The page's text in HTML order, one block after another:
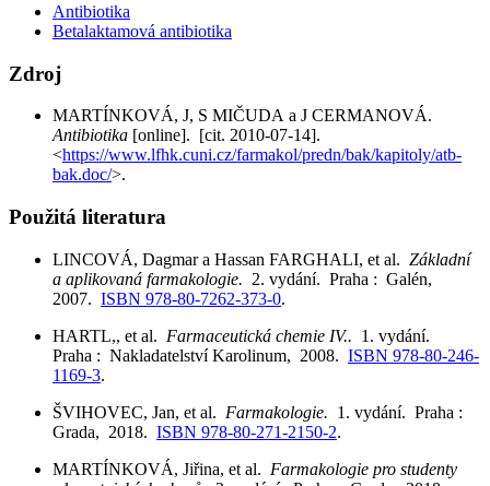
Antibiotika
Betalaktamová antibiotika
Zdroj
MARTÍNKOVÁ, J, S MIČUDA a J CERMANOVÁ.
Antibiotika [online]. [cit. 2010-07-14].
<https://www.lfhk.cuni.cz/farmakol/predn/bak/kapitoly/atb-
bak.doc/>.
Použitá literatura
LINCOVÁ, Dagmar a Hassan FARGHALI, et al. Základní
a aplikovaná farmakologie. 2. vydání. Praha : Galén,
2007. ISBN 978-80-7262-373-0.
HARTL,, et al. Farmaceutická chemie IV.. 1. vydání.
Praha : Nakladatelství Karolinum, 2008. ISBN 978-80-246-
1169-3.
ŠVIHOVEC, Jan, et al. Farmakologie. 1. vydání. Praha :
Grada, 2018. ISBN 978-80-271-2150-2.
MARTÍNKOVÁ, Jiřina, et al. Farmakologie pro studenty